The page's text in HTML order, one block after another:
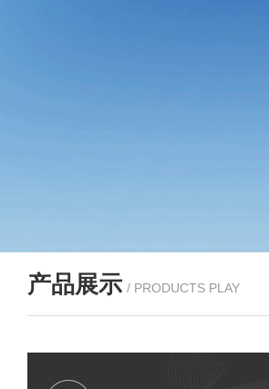
产品展示 / PRODUCTS PLAY